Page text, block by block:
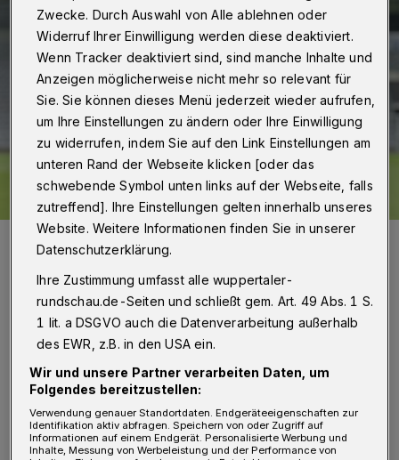
Gaetano Manno (Sportlicher Leiter des WSV) freut sich auf die
nächsten beiden Heimspiele.
Von Jörn Koldehoff
ebastianTyrala(Trainer des
Zwecke. Durch Auswahl von Alle ablehnen oder
Widerruf Ihrer Einwilligung werden diese deaktiviert.
Wenn Tracker deaktiviert sind, sind manche Inhalte und
Anzeigen möglicherweise nicht mehr so relevant für
Sie. Sie können dieses Menü jederzeit wieder aufrufen,
um Ihre Einstellungen zu ändern oder Ihre Einwilligung
zu widerrufen, indem Sie auf den Link Einstellungen am
unteren Rand der Webseite klicken [oder das
schwebende Symbol unten links auf der Webseite, falls
zutreffend]. Ihre Einstellungen gelten innerhalb unseres
Website. Weitere Informationen finden Sie in unserer
Datenschutzerklärung.
Ihre Zustimmung umfasst alle wuppertaler-
rundschau.de-Seiten und schließt gem. Art. 49 Abs. 1 S.
1 lit. a DSGVO auch die Datenverarbeitung außerhalb
des EWR, z.B. in den USA ein.
Wir und unsere Partner verarbeiten Daten, um
Folgendes bereitzustellen:
Verwendung genauer Standortdaten. Endgeräteeigenschaften zur
Identifikation aktiv abfragen. Speichern von oder Zugriff auf
Informationen auf einem Endgerät. Personalisierte Werbung und
Inhalte, Messung von Werbeleistung und der Performance von